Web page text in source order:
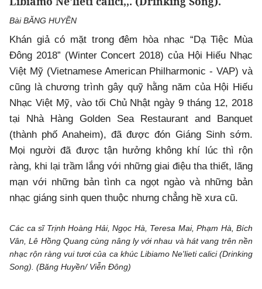
Bài BĂNG HUYỀN
Khán giả có mặt trong đêm hòa nhạc “Dạ Tiệc Mùa
Đông 2018” (Winter Concert 2018) của Hội Hiếu Nhạc
Việt Mỹ (Vietnamese American Philharmonic - VAP) và
cũng là chương trình gây quỹ hằng năm của Hội Hiếu
Nhạc Việt Mỹ, vào tối Chủ Nhật ngày 9 tháng 12, 2018
tại Nhà Hàng Golden Sea Restaurant and Banquet
(thành phố Anaheim), đã được đón Giáng Sinh sớm.
Mọi người đã được tận hưởng không khí lúc thì rộn
ràng, khi lại trầm lắng với những giai điệu tha thiết, lãng
mạn với những bản tình ca ngọt ngào và những bản
nhạc giáng sinh quen thuộc nhưng chẳng hề xưa cũ.
Các ca sĩ Trịnh Hoàng Hải, Ngọc Hà, Teresa Mai, Phạm Hà, Bích
Vân, Lê Hồng Quang cùng nâng ly với nhau và hát vang trên nền
nhạc rộn ràng vui tươi của ca khúc Libiamo Ne'lieti calici (Drinking
Song). (Băng Huyền/ Viễn Đông)